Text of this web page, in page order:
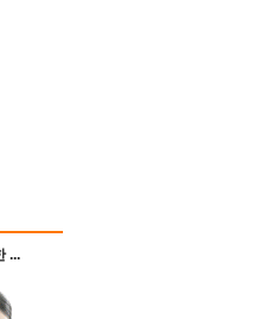
...